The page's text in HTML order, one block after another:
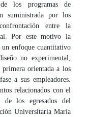
los programas de
suministrada por los
entre la
Por este motivo la
un enfoque cuantitativo
no experimental;
primera orientada a los
a sus empleadores.
relacionados con el
los egresados del
Universitaria María